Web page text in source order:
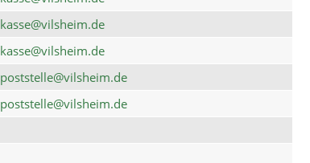
kasse@vilsheim.de
kasse@vilsheim.de
poststelle@vilsheim.de
poststelle@vilsheim.de